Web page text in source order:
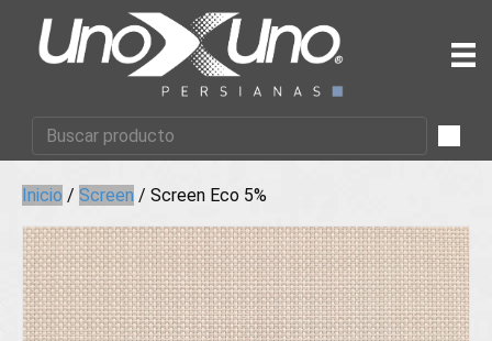
Inicio / Screen / Screen Eco 5%